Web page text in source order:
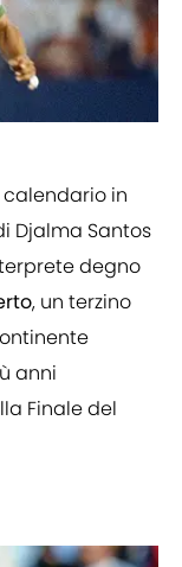
calendario in
Djalma Santos
degno
, un terzino
anni
Finale del